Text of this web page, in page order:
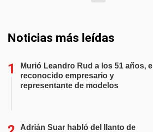
Noticias más leídas
Murió Leandro Rud a los 51 años, el
reconocido empresario y
representante de modelos
Adrián Suar habló del llanto de